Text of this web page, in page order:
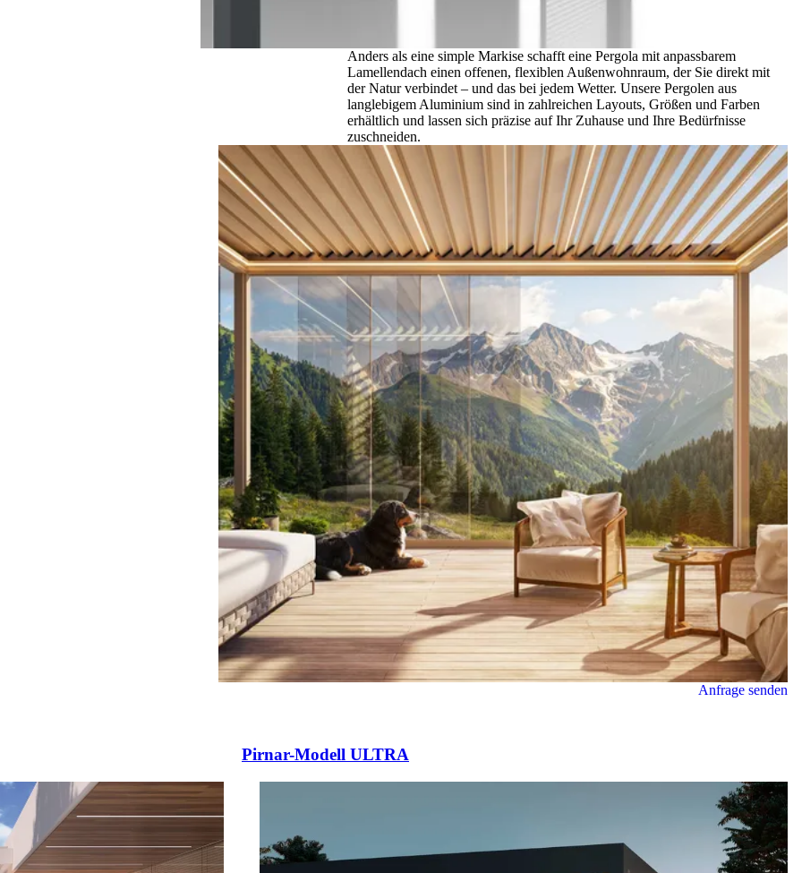
Anders als eine simple Markise schafft eine Pergola mit anpassbarem
Lamellendach einen offenen, flexiblen Außenwohnraum, der Sie direkt mit
der Natur verbindet – und das bei jedem Wetter. Unsere Pergolen aus
langlebigem Aluminium sind in zahlreichen Layouts, Größen und Farben
erhältlich und lassen sich präzise auf Ihr Zuhause und Ihre Bedürfnisse
zuschneiden.
Anfrage senden
Pirnar-Modell ULTRA